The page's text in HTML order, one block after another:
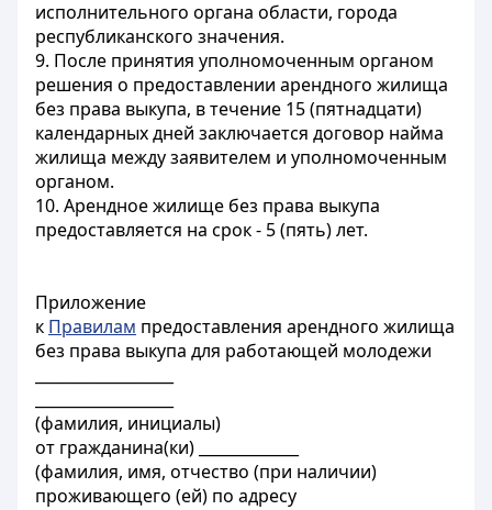
исполнительного органа области, города
республиканского значения.
9. После принятия уполномоченным органом
решения о предоставлении арендного жилища
без права выкупа, в течение 15 (пятнадцати)
календарных дней заключается договор найма
жилища между заявителем и уполномоченным
органом.
10. Арендное жилище без права выкупа
предоставляется на срок - 5 (пять) лет.
Приложение
к Правилам предоставления арендного жилища
без права выкупа для работающей молодежи
(фамилия, инициалы)
от гражданина(ки) _____________
(фамилия, имя, отчество (при наличии)
проживающего (ей) по адресу